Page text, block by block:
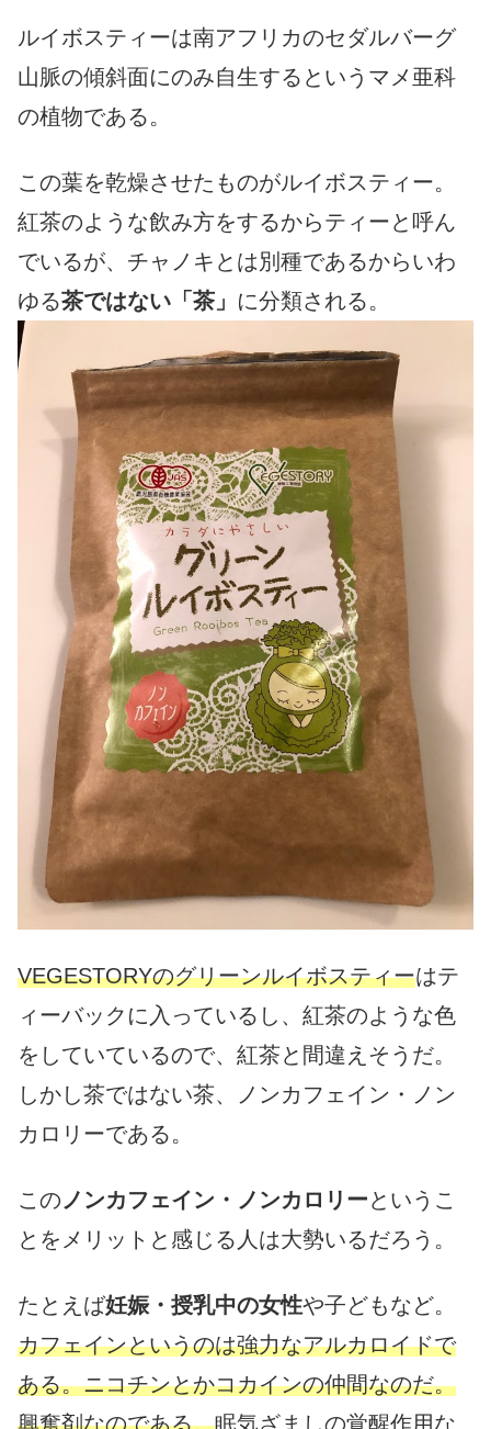
ルイボスティーは南アフリカのセダルバーグ
山脈の傾斜面にのみ自生するというマメ亜科
の植物である。
この葉を乾燥させたものがルイボスティー。
紅茶のような飲み方をするからティーと呼ん
でいるが、チャノキとは別種であるからいわ
ゆる茶ではない「茶」 に分類される。
VEGESTORYのグリーンルイボスティーはテ
ィーバックに入っているし、紅茶のような色
をしていているので、紅茶と間違えそうだ。
しかし茶ではない茶、ノンカフェイン・ノン
カロリーである。
この ノンカフェイン・ノンカロリーというこ
とをメリットと感じる人は大勢いるだろう。
たとえば妊娠・授乳中の女性や子どもなど。
カフェインというのは強力なアルカロイドで
ある。ニコチンとかコカインの仲間なのだ。
興奮剤なのである。眠気ざましの覚醒作用な